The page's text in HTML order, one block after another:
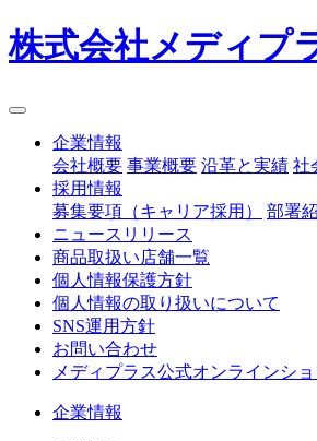
株式会社メディプ
企業情報
会社概要 事業概要 沿革と実績 社
採用情報
募集要項（キャリア採用）
部署
ニュースリリース
商品取扱い店舗一覧
個人情報保護方針
個人情報の取り扱いについて
SNS運用方針
お問い合わせ
メディプラス公式オンラインシ
企業情報